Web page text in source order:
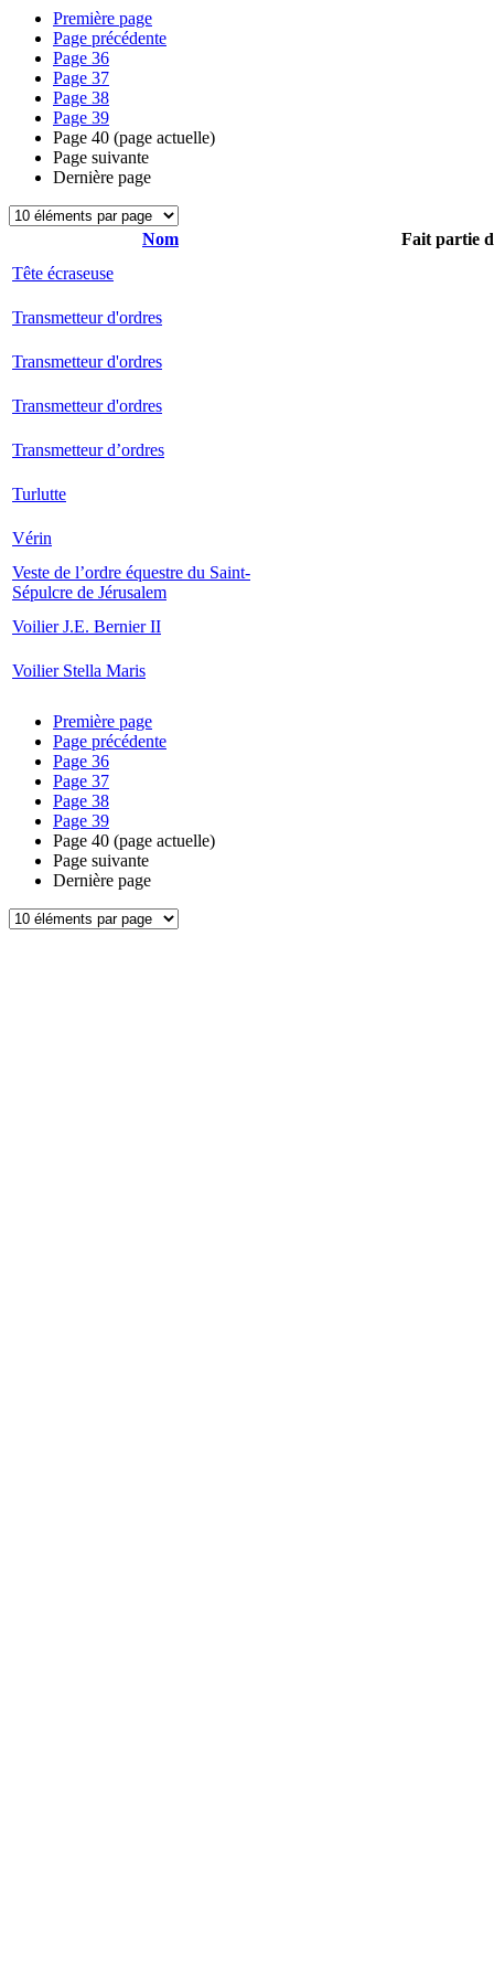
Première page
Page précédente
Page 36
Page 37
Page 38
Page 39
Page 40 (page actuelle)
Page suivante
Dernière page
Nom
Fait partie
Tête écraseuse
Transmetteur d'ordres
Transmetteur d'ordres
Transmetteur d'ordres
Transmetteur d’ordres
Turlutte
Vérin
Veste de l’ordre équestre du Saint-
Sépulcre de Jérusalem
Voilier J.E. Bernier II
Voilier Stella Maris
Première page
Page précédente
Page 36
Page 37
Page 38
Page 39
Page 40 (page actuelle)
Page suivante
Dernière page